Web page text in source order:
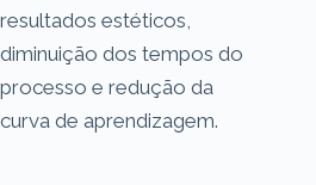
resultados estéticos,
diminuição dos tempos do
processo e redução da
curva de aprendizagem.